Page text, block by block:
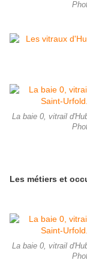
La baie 0, vitrail
Les métiers et
La baie 0, vitrail